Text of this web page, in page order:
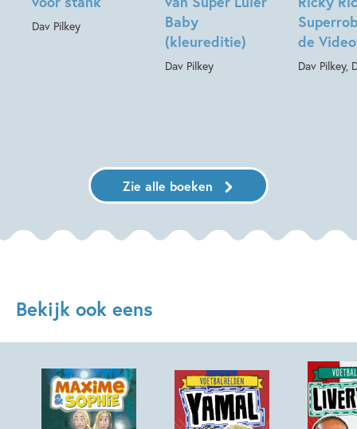
Dav Pilkey
Baby
(kleureditie)
Dav Pilkey
de
Dav Pilkey,
Zie alle boeken
Bekijk ook eens